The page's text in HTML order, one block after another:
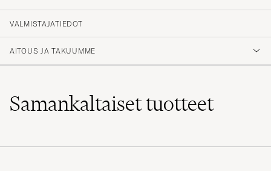
VALMISTAJATIEDOT
AITOUS JA TAKUUMME
Samankaltaisettuotteet